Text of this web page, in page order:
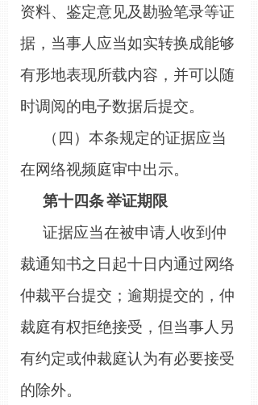
资料、鉴定意见及勘验笔录等证
据，当事人应当如实转换成能够
有形地表现所载内容，并可以随
时调阅的电子数据后提交。
（四）本条规定的证据应当
在网络视频庭审中出示。
第十四条举证期限
证据应当在被申请人收到仲
裁通知书之日起十日内通过网络
仲裁平台提交；逾期提交的，仲
裁庭有权拒绝接受，但当事人另
有约定或仲裁庭认为有必要接受
的除外。